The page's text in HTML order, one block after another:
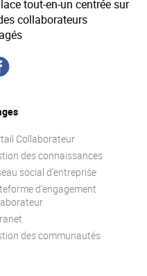
tout-en-un centrée sur
collaborateurs
Collaborateur
des connaissances
social d’entreprise
d’engagement
des communautés